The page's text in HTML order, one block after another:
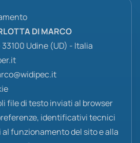
DI MARCO
Udine (UD) - Italia
file di testo inviati al browser
identificativi tecnici
funzionamento del sito e alla